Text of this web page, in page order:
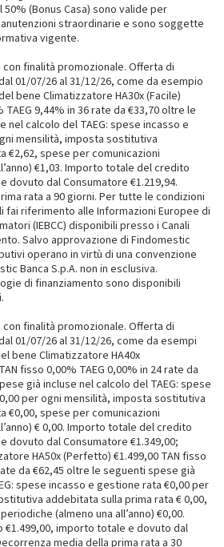
(Bonus Casa) sono valide per
straordinarie e sono soggette
vigente.
finalità promozionale. Offerta di
01/07/26 al 31/12/26, come da esempio
bene Climatizzatore HA30x (Facile)
TAEG 9,44% in 36 rate da €33,70 oltre le
nel calcolo del TAEG: spese incasso e
mensilità, imposta sostitutiva
€2,62, spese per comunicazioni
€1,03. Importo totale del credito
dovuto dal Consumatore €1.219,94.
rata a 90 giorni. Per tutte le condizioni
riferimento alle Informazioni Europee di
(IEBCC) disponibili presso i Canali
Salvo approvazione di Findomestic
operano in virtù di una convenzione
Banca S.p.A. non in esclusiva.
di finanziamento sono disponibili
finalità promozionale. Offerta di
01/07/26 al 31/12/26, come da esempi
bene Climatizzatore HA40x
fisso 0,00% TAEG 0,00% in 24 rate da
già incluse nel calcolo del TAEG: spese
per ogni mensilità, imposta sostitutiva
€0,00, spese per comunicazioni
€ 0,00. Importo totale del credito
dovuto dal Consumatore €1.349,00;
HA50x (Perfetto) €1.499,00 TAN fisso
da €62,45 oltre le seguenti spese già
spese incasso e gestione rata €0,00 per
addebitata sulla prima rata € 0,00,
(almeno una all’anno) €0,00.
importo totale e dovuto dal
media della prima rata a 30